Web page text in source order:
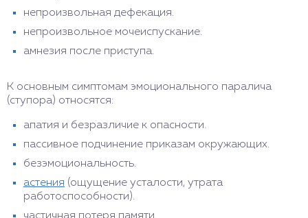
непроизвольная дефекация.
непроизвольное мочеиспускание.
амнезия после приступа.
К основным симптомам эмоционального паралича
(ступора) относятся:
апатия и безразличие к опасности.
пассивное подчинение приказам окружающих.
безэмоциональность.
астения (ощущение усталости, утрата
работоспособности).
частичная потеря памяти.